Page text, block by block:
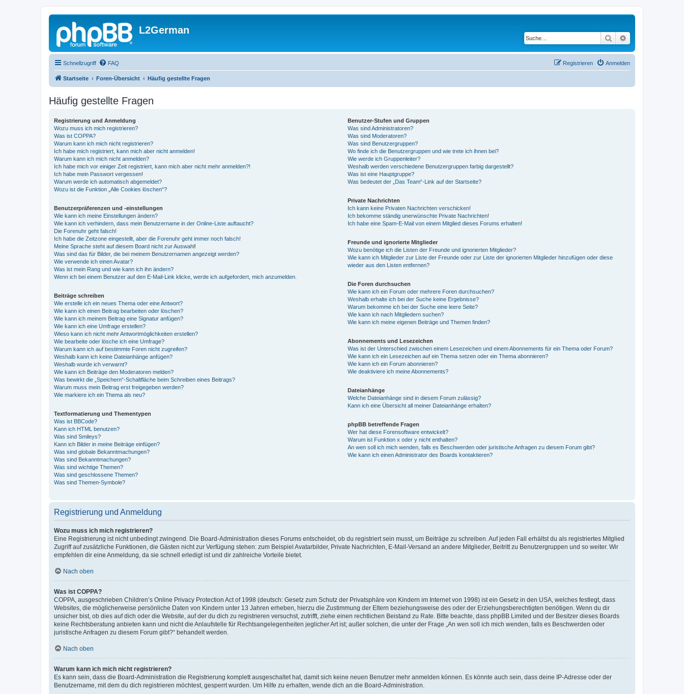
L2German
Suche
Schnellzugriff FAQ Anmelden
Registrieren
Startseite Foren-Übersicht Häufig gestellte Fragen
Häufig gestellte Fragen
Registrierung und Anmeldung
Wozu muss ich mich registrieren?
Was ist COPPA?
Warum kann ich mich nicht registrieren?
Ich habe mich registriert, kann mich aber nicht anmelden!
Warum kann ich mich nicht anmelden?
Ich habe mich vor einiger Zeit registriert, kann mich aber nicht mehr anmelden?!
Ich habe mein Passwort vergessen!
Warum werde ich automatisch abgemeldet?
Wozu ist die Funktion „Alle Cookies löschen“?
Benutzerpräferenzen und -einstellungen
Wie kann ich meine Einstellungen ändern?
Wie kann ich verhindern, dass mein Benutzername in der Online-Liste auftaucht?
Die Forenuhr geht falsch!
Ich habe die Zeitzone eingestellt, aber die Forenuhr geht immer noch falsch!
Meine Sprache steht auf diesem Board nicht zur Auswahl!
Was sind das für Bilder, die bei meinem Benutzernamen angezeigt werden?
Wie verwende ich einen Avatar?
Was ist mein Rang und wie kann ich ihn ändern?
Wenn ich bei einem Benutzer auf den E-Mail-Link klicke, werde ich aufgefordert, mich anzumelden.
Beiträge schreiben
Wie erstelle ich ein neues Thema oder eine Antwort?
Wie kann ich einen Beitrag bearbeiten oder löschen?
Wie kann ich meinem Beitrag eine Signatur anfügen?
Wie kann ich eine Umfrage erstellen?
Wieso kann ich nicht mehr Antwortmöglichkeiten erstellen?
Wie bearbeite oder lösche ich eine Umfrage?
Warum kann ich auf bestimmte Foren nicht zugreifen?
Weshalb kann ich keine Dateianhänge anfügen?
Weshalb wurde ich verwarnt?
Wie kann ich Beiträge den Moderatoren melden?
Was bewirkt die „Speichern“-Schaltfläche beim Schreiben eines Beitrags?
Warum muss mein Beitrag erst freigegeben werden?
Wie markiere ich ein Thema als neu?
Textformatierung und Thementypen
Was ist BBCode?
Kann ich HTML benutzen?
Was sind Smileys?
Kann ich Bilder in meine Beiträge einfügen?
Was sind globale Bekanntmachungen?
Was sind Bekanntmachungen?
Was sind wichtige Themen?
Was sind geschlossene Themen?
Was sind Themen-Symbole?
Benutzer-Stufen und Gruppen
Was sind Administratoren?
Was sind Moderatoren?
Was sind Benutzergruppen?
Wo finde ich die Benutzergruppen und wie trete ich ihnen bei?
Wie werde ich Gruppenleiter?
Weshalb werden verschiedene Benutzergruppen farbig dargestellt?
Was ist eine Hauptgruppe?
Was bedeutet der „Das Team“-Link auf der Startseite?
Private Nachrichten
Ich kann keine Privaten Nachrichten verschicken!
Ich bekomme ständig unerwünschte Private Nachrichten!
Ich habe eine Spam-E-Mail von einem Mitglied dieses Forums erhalten!
Freunde und ignorierte Mitglieder
Wozu benötige ich die Listen der Freunde und ignorierten Mitglieder?
Wie kann ich Mitglieder zur Liste der Freunde oder zur Liste der ignorierten Mitglieder hinzufügen oder diese
wieder aus den Listen entfernen?
Die Foren durchsuchen
Wie kann ich ein Forum oder mehrere Foren durchsuchen?
Weshalb erhalte ich bei der Suche keine Ergebnisse?
Warum bekomme ich bei der Suche eine leere Seite?
Wie kann ich nach Mitgliedern suchen?
Wie kann ich meine eigenen Beiträge und Themen finden?
Abonnements und Lesezeichen
Was ist der Unterschied zwischen einem Lesezeichen und einem Abonnements für ein Thema oder Forum?
Wie kann ich ein Lesezeichen auf ein Thema setzen oder ein Thema abonnieren?
Wie kann ich ein Forum abonnieren?
Wie deaktiviere ich meine Abonnements?
Dateianhänge
Welche Dateianhänge sind in diesem Forum zulässig?
Kann ich eine Übersicht all meiner Dateianhänge erhalten?
phpBB betreffende Fragen
Wer hat diese Forensoftware entwickelt?
Warum ist Funktion x oder y nicht enthalten?
An wen soll ich mich wenden, falls es Beschwerden oder juristische Anfragen zu diesem Forum gibt?
Wie kann ich einen Administrator des Boards kontaktieren?
Registrierung und Anmeldung
Wozu muss ich mich registrieren?
Eine Registrierung ist nicht unbedingt zwingend. Die Board-Administration dieses Forums entscheidet, ob du registriert sein musst, um Beiträge zu schreiben. Auf jeden Fall erhältst du als registriertes Mitglied
Zugriff auf zusätzliche Funktionen, die Gästen nicht zur Verfügung stehen: zum Beispiel Avatarbilder, Private Nachrichten, E-Mail-Versand an andere Mitglieder, Beitritt zu Benutzergruppen und so weiter. Wir
empfehlen dir eine Anmeldung, da sie schnell erledigt ist und dir zahlreiche Vorteile bietet.
Nach oben
Was ist COPPA?
COPPA, ausgeschrieben Children’s Online Privacy Protection Act of 1998 (deutsch: Gesetz zum Schutz der Privatsphäre von Kindern im Internet von 1998) ist ein Gesetz in den USA, welches festlegt, dass
Websites, die möglicherweise persönliche Daten von Kindern unter 13 Jahren erheben, hierzu die Zustimmung der Eltern beziehungsweise des oder der Erziehungsberechtigten benötigen. Wenn du dir
unsicher bist, ob dies auf dich oder die Website, auf der du dich zu registrieren versuchst, zutrifft, ziehe einen rechtlichen Beistand zu Rate. Bitte beachte, dass phpBB Limited und der Besitzer dieses Boards
keine Rechtsberatung anbieten kann und nicht die Anlaufstelle für Rechtsangelegenheiten jeglicher Art ist; außer solchen, die unter der Frage „An wen soll ich mich wenden, falls es Beschwerden oder
juristische Anfragen zu diesem Forum gibt?“ behandelt werden.
Nach oben
Warum kann ich mich nicht registrieren?
Es kann sein, dass die Board-Administration die Registrierung komplett ausgeschaltet hat, damit sich keine neuen Benutzer mehr anmelden können. Es könnte auch sein, dass deine IP-Adresse oder der
Benutzername, mit dem du dich registrieren möchtest, gesperrt wurden. Um Hilfe zu erhalten, wende dich an die Board-Administration.